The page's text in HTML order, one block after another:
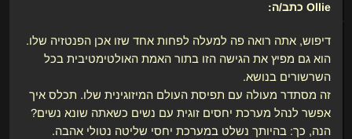
Ollie כתב/ה:
דיפוש, אתה רואה פה למעלה לפחות אחד שזו אכן הפנטזיה שלו.
הוא גם מפיץ את הגישה הזו בתור האמת האולטימטיבית בכל
השרשורים בנושא.
זה מסתדר מעולה עם תפיסת העולם המיזוגינית שלו. תכלס איך
אפשר לנהל מערכת יחסים זוגית עם נשים כשאתה שונא נשים?
הנה, כך: בהיותך נשלט במערכת יחסי שליטה נטולי אהבה.